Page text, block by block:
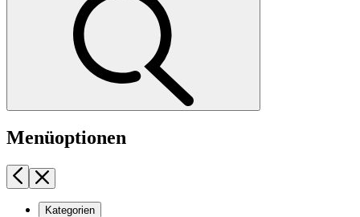
Menüoptionen
Kategorien